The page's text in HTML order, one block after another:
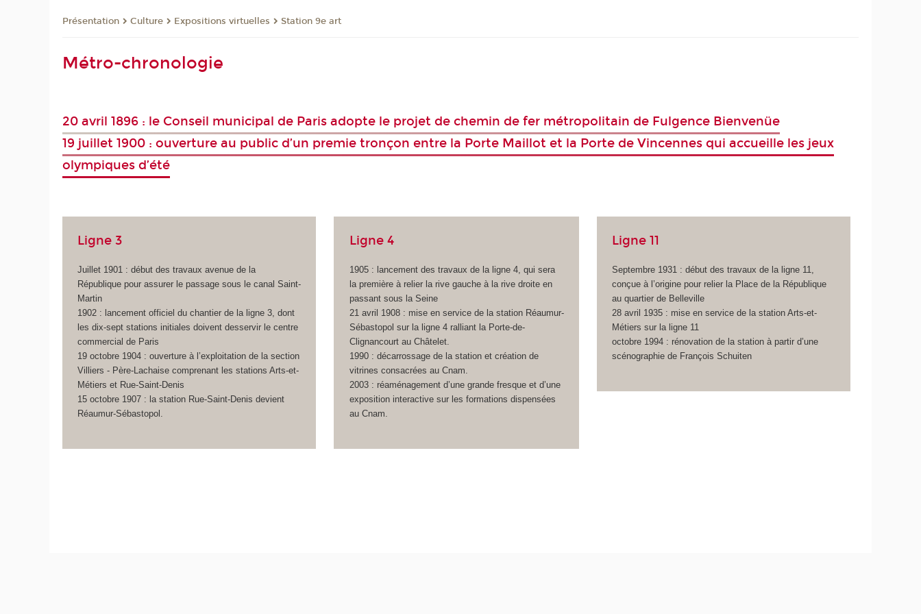
Présentation Culture Expositions virtuelles Station 9e art
Métro-chronologie
20 avril 1896 : le Conseil municipal de Paris adopte le projet de chemin de fer métropolitain de Fulgence Bienvenüe
19 juillet 1900 : ouverture au public d’un premie tronçon entre la Porte Maillot et la Porte de Vincennes qui accueille les jeux
olympiques d’été
Ligne 3
Juillet 1901 : début des travaux avenue de la
République pour assurer le passage sous le canal Saint-
Martin
1902 : lancement officiel du chantier de la ligne 3, dont
les dix-sept stations initiales doivent desservir le centre
commercial de Paris
19 octobre 1904 : ouverture à l’exploitation de la section
Villiers - Père-Lachaise comprenant les stations Arts-et-
Métiers et Rue-Saint-Denis
15 octobre 1907 : la station Rue-Saint-Denis devient
Réaumur-Sébastopol.
Ligne 4
1905 : lancement des travaux de la ligne 4, qui sera
la première à relier la rive gauche à la rive droite en
passant sous la Seine
21 avril 1908 : mise en service de la station Réaumur-
Sébastopol sur la ligne 4 ralliant la Porte-de-
Clignancourt au Châtelet.
1990 : décarrossage de la station et création de
vitrines consacrées au Cnam.
2003 : réaménagement d’une grande fresque et d’une
exposition interactive sur les formations dispensées
au Cnam.
Ligne 11
Septembre 1931 : début des travaux de la ligne 11,
conçue à l’origine pour relier la Place de la République
au quartier de Belleville
28 avril 1935 : mise en service de la station Arts-et-
Métiers sur la ligne 11
octobre 1994 : rénovation de la station à partir d’une
scénographie de François Schuiten